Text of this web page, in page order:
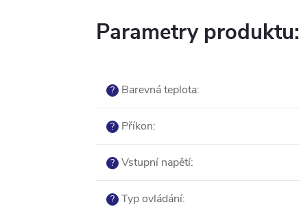
Parametry produktu:
? Barevná teplota:
? Příkon:
? Vstupní napětí:
? Typ ovládání: